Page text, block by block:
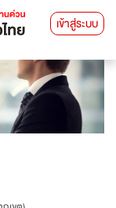
เข้าสู่ระบบ